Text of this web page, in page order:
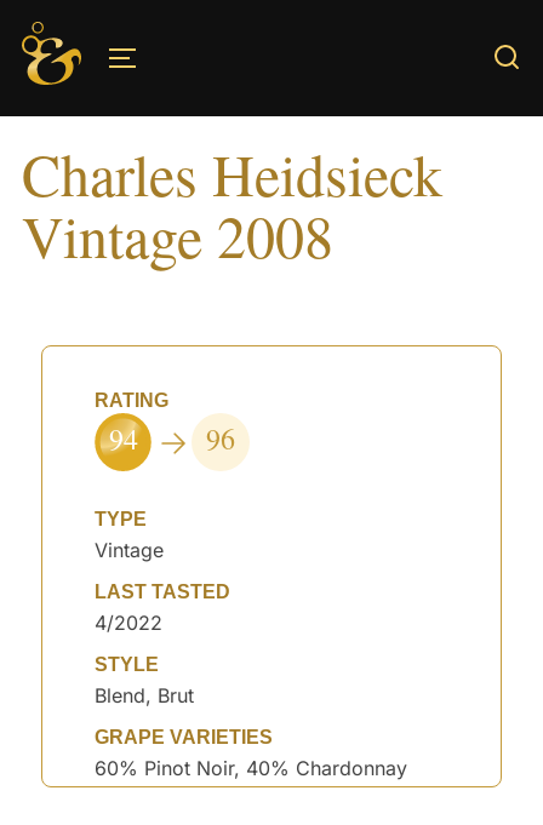
Skip
content
Charles Heidsieck
Vintage 2008
RATING
94 96
TYPE
Vintage
LAST TASTED
4/2022
STYLE
Blend, Brut
GRAPE VARIETIES
60% Pinot Noir, 40% Chardonnay